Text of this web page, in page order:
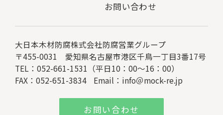
お問い合わせ
大日本木材防腐株式会社防腐営業グループ
〒455-0031 愛知県名古屋市港区千鳥一丁目3番17号
TEL：052-661-1531（平日10：00～16：00）
FAX：052-651-3834
Email： info＠mock-re.jp
お問い合わせ